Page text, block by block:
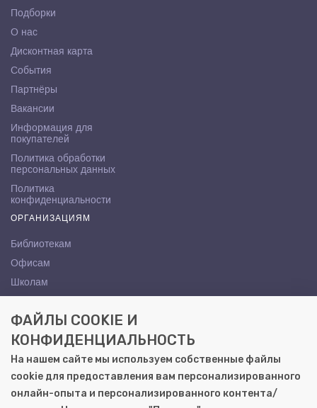
Подборки
О нас
Дисконтная карта
События
Партнёры
Вакансии
Информация для
покупателей
Политика обработки
персональных данных
Политика
конфиденциальности
ОРГАНИЗАЦИЯМ
Библиотекам
Офисам
Школам
КОНТАКТЫ
Саратов, ул. Осипова, 10А
+7 (8452) 72-65-65
gemera@moya-kniga.ru
ФАЙЛЫ COOKIE И
КОНФИДЕНЦИАЛЬНОСТЬ
На нашем сайте мы используем собственные файлы
cookie для предоставления вам персонализированного
онлайн-опыта и персонализированного контента/